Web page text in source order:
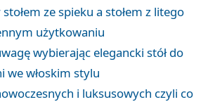
ze spieku a stołem z litego
użytkowaniu
wybierając elegancki stół do
we włoskim stylu
i luksusowych czyli co